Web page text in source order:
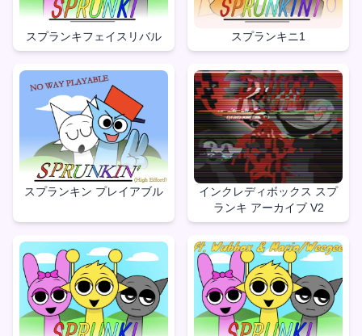
スプランキフェイスリバル スプランキニ1
スプランキン プレイアブル
インクレディボックス スプ
ランキ アーカイブ V2